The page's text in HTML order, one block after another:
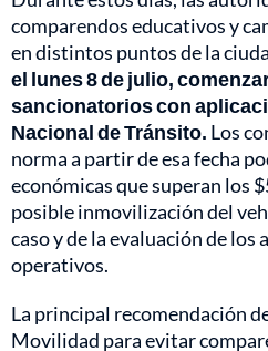
comparendos educativos y
en distintos puntos de la
el lunes 8 de julio,
sancionatorios con
Nacional de Tránsito. Los
norma a partir de esa fecha
económicas que superan los
posible inmovilización del
caso y de la evaluación de los
operativos.
La principal recomendación
Movilidad para evitar